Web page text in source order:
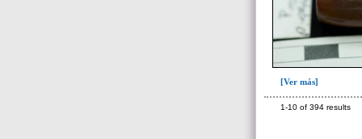
[Ver más]
1-10 of 394 results